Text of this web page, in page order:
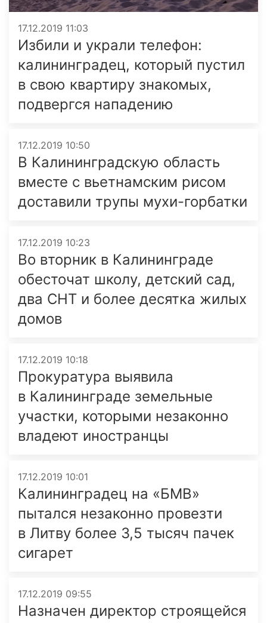
17.12.2019 11:03
Избили и украли телефон:
калининградец, который пустил
в свою квартиру знакомых,
подвергся нападению
17.12.2019 10:50
В Калининградскую область
вместе с вьетнамским рисом
доставили трупы мухи-горбатки
17.12.2019 10:23
Во вторник в Калининграде
обесточат школу, детский сад,
два СНТ и более десятка жилых
домов
17.12.2019 10:18
Прокуратура выявила
в Калининграде земельные
участки, которыми незаконно
владеют иностранцы
17.12.2019 10:01
Калининградец на «БМВ»
пытался незаконно провезти
в Литву более 3,5 тысяч пачек
сигарет
17.12.2019 09:55
Назначен директор строящейся